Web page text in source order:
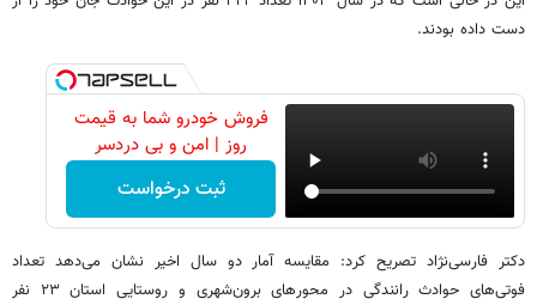
دست داده بودند.
فروش خودرو شما به قیمت
روز | امن و بی دردسر
ثبت درخواست
دکتر فارسی‌نژاد تصریح کرد: مقایسه آمار دو سال اخیر نشان می‌دهد تعداد
فوتی‌های حوادث رانندگی در محورهای برون‌شهری و روستایی استان ۲۳ نفر